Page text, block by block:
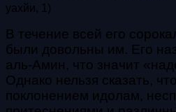
уахйи, 1)
В течение всей его
были довольны им. Его
аль-Амин, что значит
Однако нельзя сказать,
поклонением идолам,